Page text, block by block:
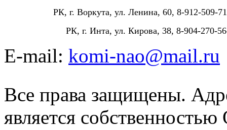
РК, г. Воркута, ул. Ленина, 60, 8-912-509-
РК, г. Инта, ул. Кирова, 38, 8-904-270-
E-mail: komi-nao@mail.ru
Все права защищены.
является